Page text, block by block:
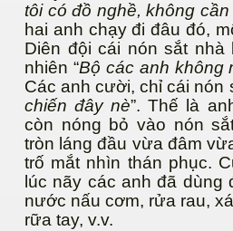
tôi có đồ nghề, không
hai anh chạy đi đâu đó,
Diên đội cái nón sắt nhà
nhiên “Bộ các anh không
Các anh cười, chỉ cái nón
chiến đây nè”. Thế là
còn nóng bỏ vào nón
tròn láng đầu vừa đâm
trố mắt nhìn thán phục.
lúc nãy các anh đã
nước nấu cơm, rửa rau,
rữa tay, v.v.